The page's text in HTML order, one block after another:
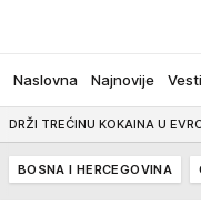
Naslovna Najnovije Vesti
KOKAINA U EVROPI!
BOSNA I HERCEGOVINA